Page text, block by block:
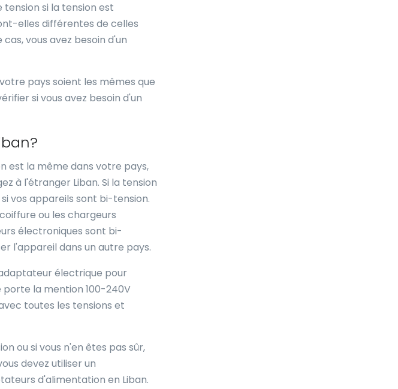
si la tension est
elles différentes de celles
vous avez besoin d'un
pays soient les mêmes que
si vous avez besoin d'un
est la même dans votre pays,
à l'étranger Liban. Si la tension
vos appareils sont bi-tension.
ou les chargeurs
électroniques sont bi-
l'appareil dans un autre pays.
électrique pour
la mention 100-240V
toutes les tensions et
ou si vous n'en êtes pas sûr,
devez utiliser un
d'alimentation en Liban.